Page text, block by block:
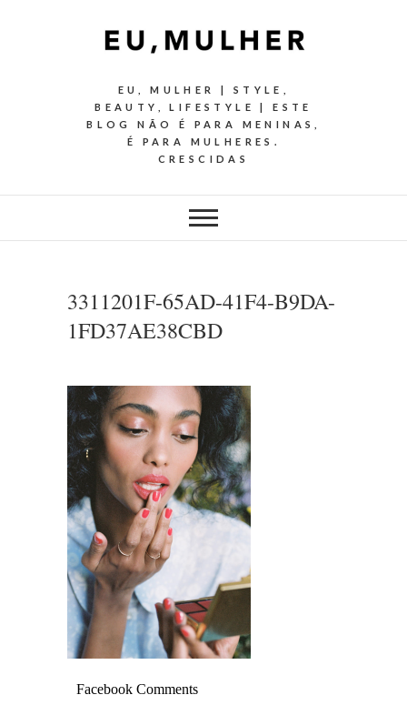
EU, MULHER | STYLE,
BEAUTY, LIFESTYLE | ESTE
BLOG NÃO É PARA MENINAS,
É PARA MULHERES.
CRESCIDAS
3311201F-65AD-41F4-B9DA-
1FD37AE38CBD
Facebook Comments